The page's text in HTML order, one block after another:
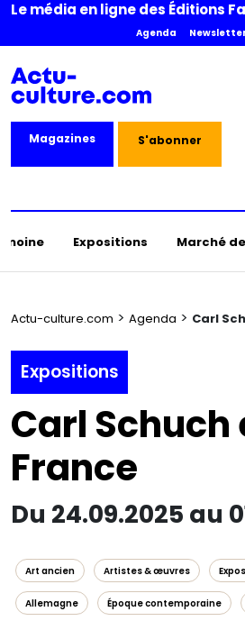
Le média en ligne des Éditions
Agenda
Magazines S'abonner
Expositions Marché
Actu-culture.com > Agenda > Carl
Expositions
Carl Schuch
France
Du 24.09.2025 au
Art ancien Artistes & œuvres
Allemagne Époque contemporaine